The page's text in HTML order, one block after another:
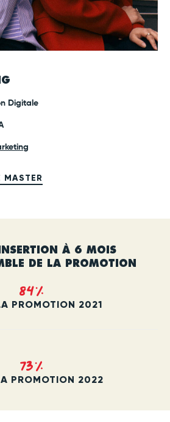
Digitale
MASTER
À 6 MOIS
DE LA PROMOTION
84%
PROMOTION 2021
73%
PROMOTION 2022